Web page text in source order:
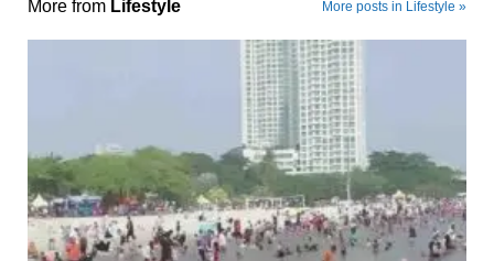
More from Lifestyle More posts in Lifestyle »